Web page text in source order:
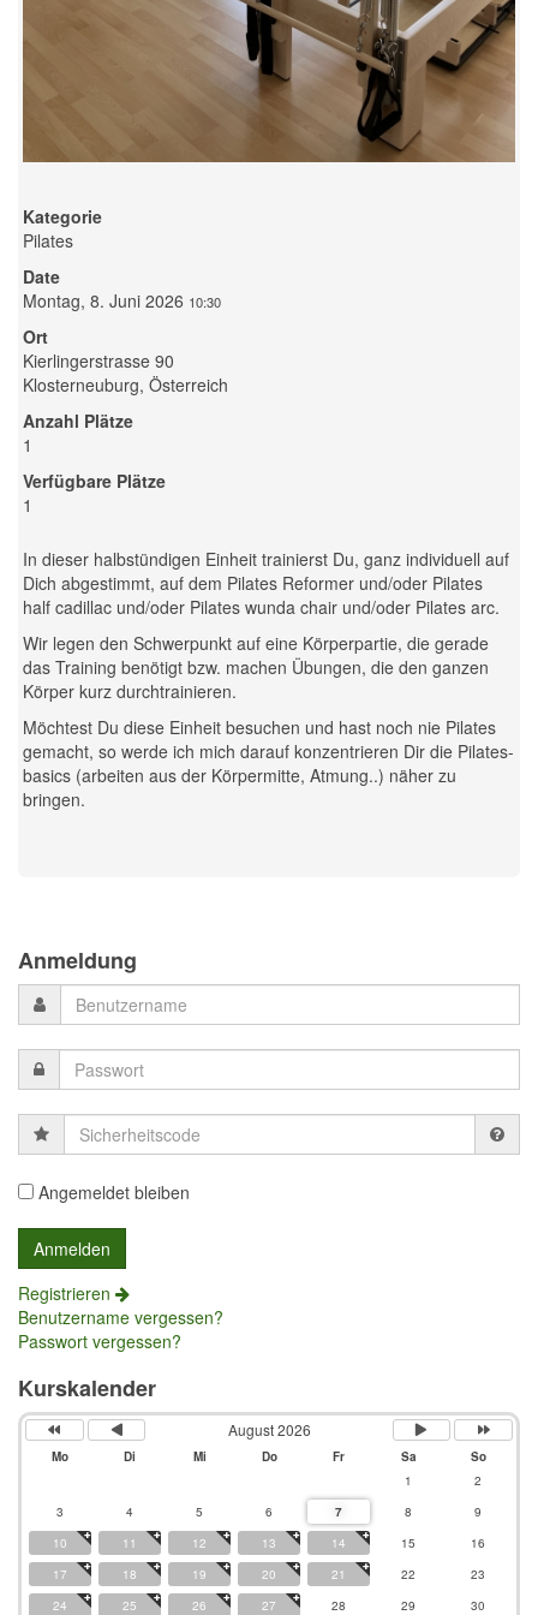
Kategorie
Pilates
Date
Montag, 8. Juni 2026 10:30
Ort
Kierlingerstrasse 90
Klosterneuburg, Österreich
Anzahl Plätze
1
Verfügbare Plätze
1
In dieser halbstündigen Einheit trainierst Du, ganz individuell auf
Dich abgestimmt, auf dem Pilates Reformer und/oder Pilates
half cadillac und/oder Pilates wunda chair und/oder Pilates arc.
Wir legen den Schwerpunkt auf eine Körperpartie, die gerade
das Training benötigt bzw. machen Übungen, die den ganzen
Körper kurz durchtrainieren.
Möchtest Du diese Einheit besuchen und hast noch nie Pilates
gemacht, so werde ich mich darauf konzentrieren Dir die Pilates-
basics (arbeiten aus der Körpermitte, Atmung..) näher zu
bringen.
Anmeldung
Sicherheitscode
Angemeldet bleiben
Registrieren
Benutzername vergessen?
Passwort vergessen?
Kurskalender
August 2026
Mo Di Mi Do Fr Sa
So
1
2
3
4 5 6 7 8
9
10
11 12 13 14 15
16
17
18 19 20 21 22
23
24
25 26 27 28 29 30